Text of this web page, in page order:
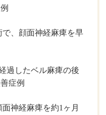
で、顔面神経麻痺を早
過したベル麻痺の後
症例
神経麻痺を約1ヶ月